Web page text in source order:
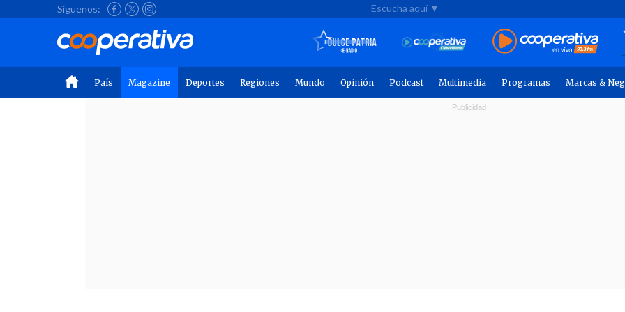
Síguenos: Escucha aquí ▼
País Magazine Deportes Regiones Mundo Opinión Podcast Multimedia Programas Marcas &